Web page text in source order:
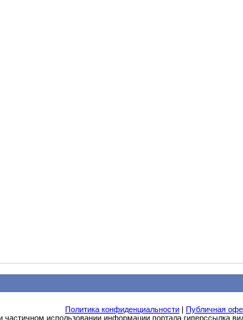
Политика конфиденциальности | Публичная
частичном использовании информации портала гиперссылка